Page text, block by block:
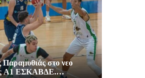
Παραμυθιάς στο νεο
A1 ΕΣΚΑΒΔΕ.…